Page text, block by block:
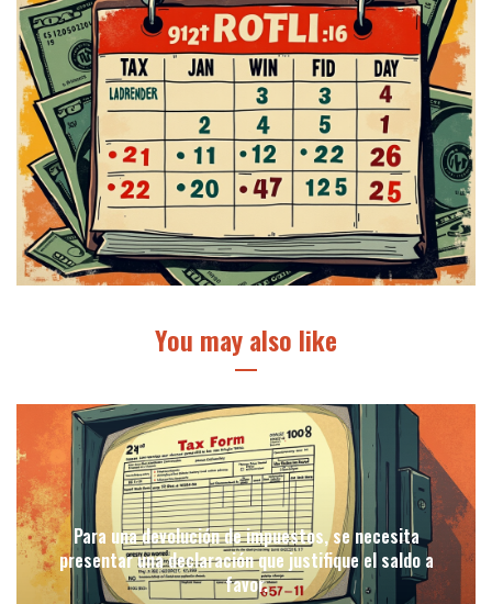
You may also like
Para una devolución de impuestos, se necesita
presentar una declaración que justifique el saldo a
favor.